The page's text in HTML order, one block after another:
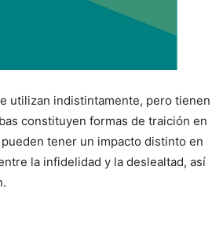
utilizan indistintamente, pero tienen
constituyen formas de traición en
tener un impacto distinto en
la infidelidad y la deslealtad, así